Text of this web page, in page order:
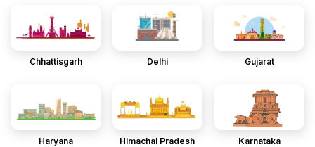
Chhattisgarh Delhi Gujarat
Haryana Himachal Pradesh Karnataka